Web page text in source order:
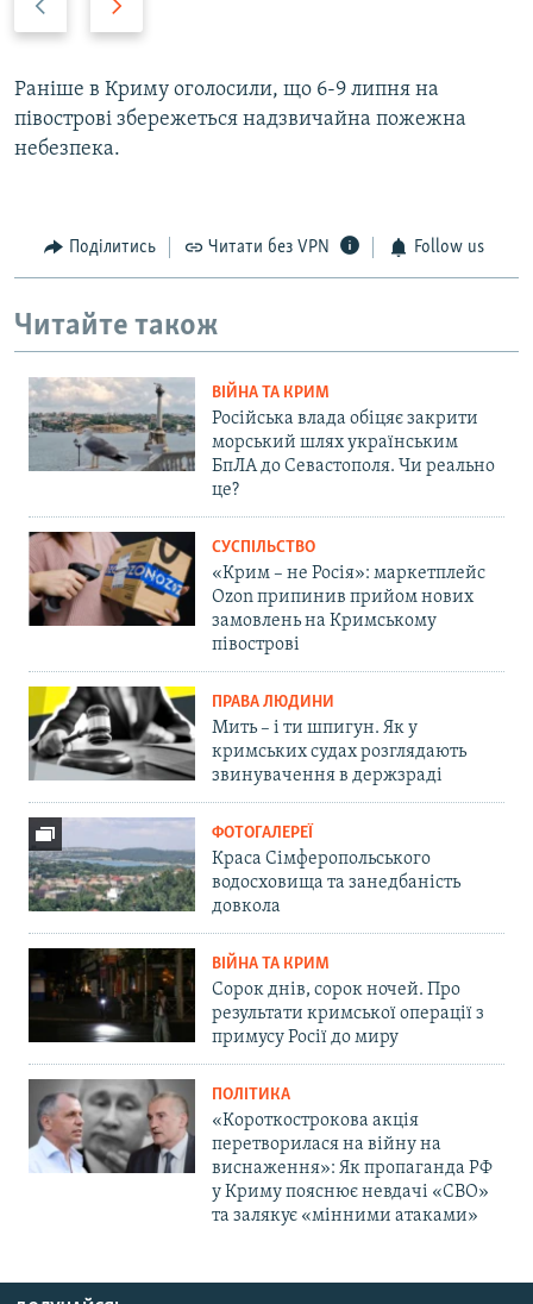
v
i
o
d
e
t
s
l
Раніше в Криму оголосили, що 6-9 липня на
півострові збережеться надзвичайна пожежна
небезпека.
Поділитись Читати без VPN Follow us
Читайте також
ВІЙНА ТА КРИМ
Російська влада обіцяє закрити
морський шлях українським
БпЛА до Севастополя. Чи реально
це?
СУСПІЛЬСТВО
«Крим – не Росія»: маркетплейс
Ozon припинив прийом нових
замовлень на Кримському
півострові
ПРАВА ЛЮДИНИ
Мить – і ти шпигун. Як у
кримських судах розглядають
звинувачення в держзраді
ФОТОГАЛЕРЕЇ
Краса Сімферопольського
водосховища та занедбаність
довкола
ВІЙНА ТА КРИМ
Сорок днів, сорок ночей. Про
результати кримської операції з
примусу Росії до миру
ПОЛІТИКА
«Короткострокова акція
перетворилася на війну на
виснаження»: Як пропаганда РФ
у Криму пояснює невдачі «СВО»
та залякує «мінними атаками»